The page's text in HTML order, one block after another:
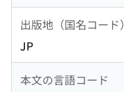
出版地（国名コード）
JP
本文の言語コード